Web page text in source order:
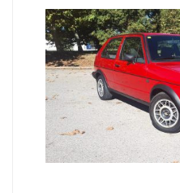
CITROËN 2CV
El Citroën 2CV es un
Popularmente conocido
produjo la marca francesa
1990 del que se
versión turismo y
Nuestro protagonista es
encontramos en un